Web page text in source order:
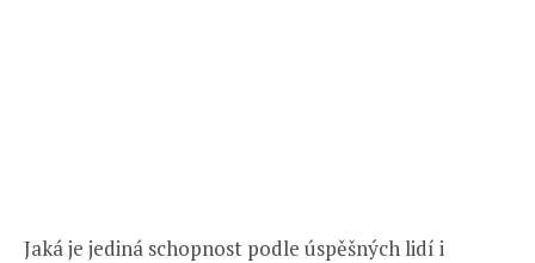
Jaká je jediná schopnost podle úspěšných lidí i